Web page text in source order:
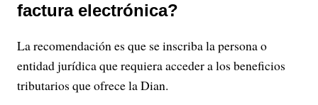
factura electrónica?
La recomendación es que se inscriba la persona o
entidad jurídica que requiera acceder a los beneficios
tributarios que ofrece la Dian.